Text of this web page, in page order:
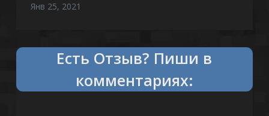
Янв 25, 2021
Естьчто сказать?Пиши в
комментариях: